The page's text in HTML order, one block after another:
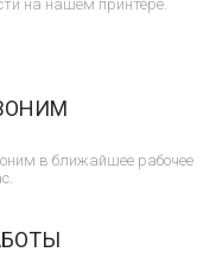
на нашем принтере.
в ближайшее рабочее